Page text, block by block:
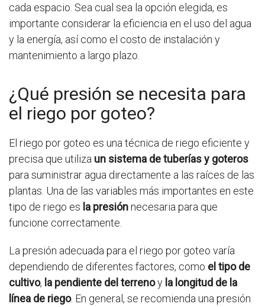
cada espacio. Sea cual sea la opción elegida, es
importante considerar la eficiencia en el uso del agua
y la energía, así como el costo de instalación y
mantenimiento a largo plazo.
¿Qué presión se necesita para
el riego por goteo?
El riego por goteo es una técnica de riego eficiente y
precisa que utiliza un sistema de tuberías y goteros
para suministrar agua directamente a las raíces de las
plantas. Una de las variables más importantes en este
tipo de riego es la presiónnecesaria para que
funcione correctamente.
La presión adecuada para el riego por goteo varía
dependiendo de diferentes factores, como el tipo de
cultivo, la pendiente del terrenoy la longitud de la
línea de riego. En general, se recomienda una presión